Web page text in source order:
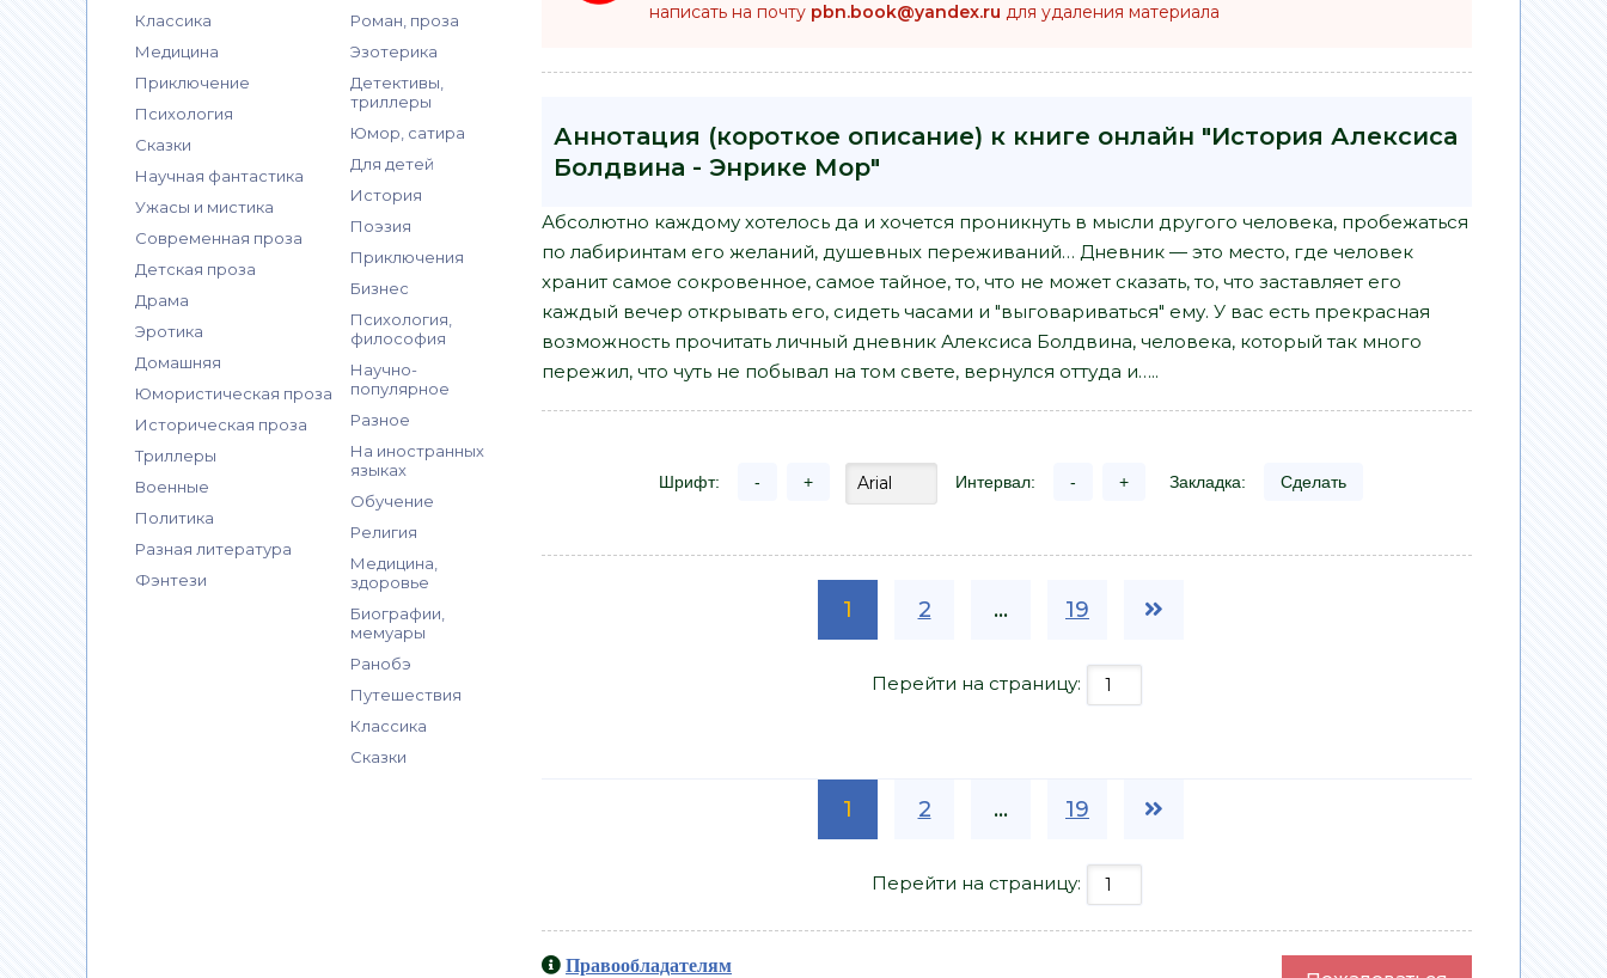
Классика
Медицина
Приключение
Психология
Сказки
Научная фантастика
Ужасы и мистика
Современная проза
Детская проза
Драма
Эротика
Домашняя
Юмористическая проза
Историческая проза
Триллеры
Военные
Политика
Разная литература
Фэнтези
Роман, проза
Эзотерика
Детективы,
триллеры
Юмор, сатира
Для детей
История
Поэзия
Приключения
Бизнес
Психология,
философия
Научно-
популярное
Разное
На иностранных
языках
Обучение
Религия
Медицина,
здоровье
Биографии,
мемуары
Ранобэ
Путешествия
Классика
Сказки
написать на почту pbn.book@yandex.ru для удаления материала
Аннотация (короткое описание) к книге онлайн "История Алексиса
Болдвина - Энрике Мор"
Абсолютно каждому хотелось да и хочется проникнуть в мысли другого человека, пробежаться
по лабиринтам его желаний, душевных переживаний… Дневник — это место, где человек
хранит самое сокровенное, самое тайное, то, что не может сказать, то, что заставляет его
каждый вечер открывать его, сидеть часами и "выговариваться" ему. У вас есть прекрасная
возможность прочитать личный дневник Алексиса Болдвина, человека, который так много
пережил, что чуть не побывал на том свете, вернулся оттуда и…..
Шрифт: - + Интервал: - + Закладка: Сделать
1 2 ... 19
Перейти на страницу:
1 2 ... 19
Перейти на страницу:
Правообладателям